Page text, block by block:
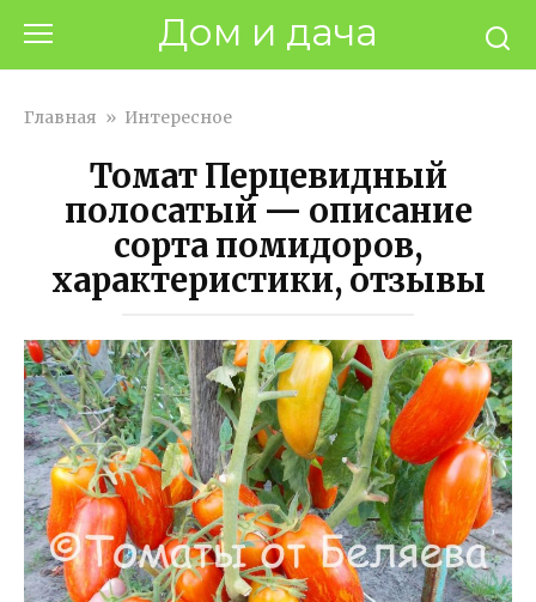
контенту
Дом и дача
Главная » Интересное
Томат Перцевидный
полосатый — описание
сорта помидоров,
характеристики, отзывы